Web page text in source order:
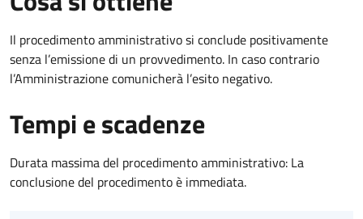
Il procedimento amministrativo si conclude positivamente
senza l’emissione di un provvedimento. In caso contrario
l’Amministrazione comunicherà l’esito negativo.
Tempi e scadenze
Durata massima del procedimento amministrativo: La
conclusione del procedimento è immediata.